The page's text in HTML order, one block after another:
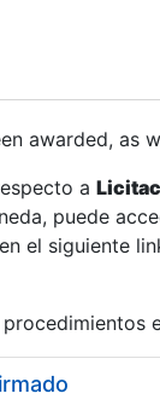
awarded, as
a
puede
el siguiente